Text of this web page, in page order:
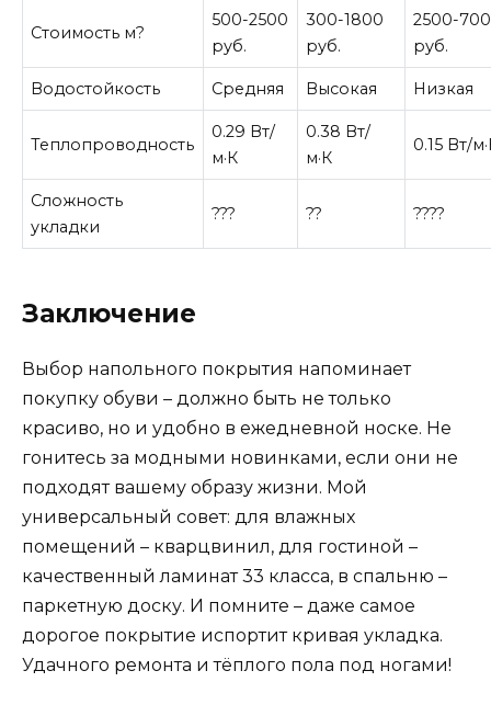
Стоимость м?
500-2500
руб.
300-1800
руб.
2500-
руб.
Водостойкость Средняя Высокая Низкая
Теплопроводность
0.29 Вт/
м·К
0.38 Вт/
м·К
0.15 Вт/
Сложность
укладки
??? ?? ????
Заключение
Выбор напольного покрытия напоминает
покупку обуви – должно быть не только
красиво, но и удобно в ежедневной носке. Не
гонитесь за модными новинками, если они не
подходят вашему образу жизни. Мой
универсальный совет: для влажных
помещений – кварцвинил, для гостиной –
качественный ламинат 33 класса, в спальню –
паркетную доску. И помните – даже самое
дорогое покрытие испортит кривая укладка.
Удачного ремонта и тёплого пола под ногами!